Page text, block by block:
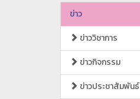
ข่าว
ข่าววิชาการ
ข่าวกิจกรรม
ข่าวประชาสัมพันธ์